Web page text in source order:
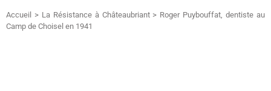
Accueil > La Résistance à Châteaubriant > Roger Puybouffat, dentiste au
Camp de Choisel en 1941